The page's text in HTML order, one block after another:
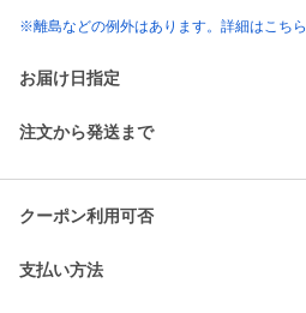
※離島などの例外はあります。詳細はこちら
お届け日指定
注文から発送まで
クーポン利用可否
支払い方法